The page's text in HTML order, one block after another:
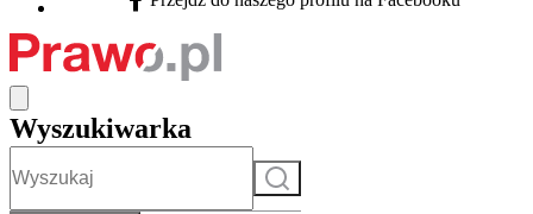
Facebook - otwiera się w nowej karcie
Wyszukiwarka
Szukaj